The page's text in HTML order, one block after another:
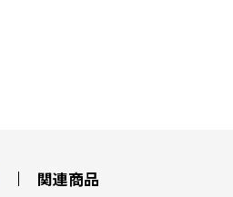
関連商品